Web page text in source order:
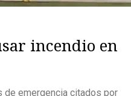
incendio en
emergencia citados por